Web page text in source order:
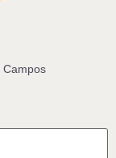
Campos